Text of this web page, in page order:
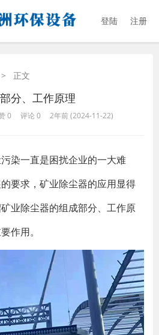
登陆 注册
> 正文
分、工作原理
0 评论 0 2年前 (2024-11-22)
染一直是困扰企业的一大难
要求，矿业除尘器的应用显得
业除尘器的组成部分、工作原
作用。